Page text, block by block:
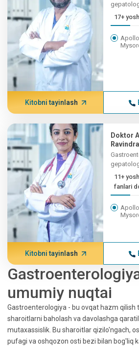
17+
Kitobni tayinlash
Doktor
11+
fanlari
Kitobni tayinlash
umumiy nuqtai
Gastroenterologiya - bu ovqat hazm qilish
sharoitlarni baholash va davolashga
mutaxassislik. Bu sharoitlar qizilo'ngach,
pufagi va oshqozon osti bezi bilan bog'liq